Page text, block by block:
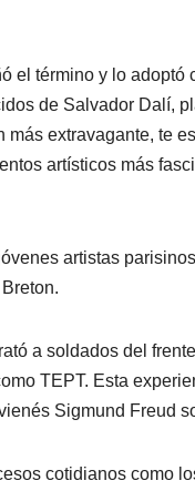
el término y lo
de Salvador Dalí,
extravagante, te
artísticos más
artistas
a soldados del
TEPT. Esta
Sigmund Freud
cotidianos como